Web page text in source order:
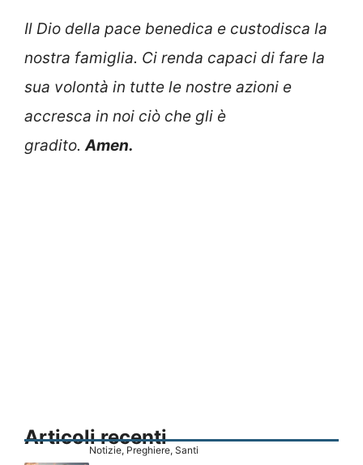
Il Dio della pace benedica e custodisca la
nostra famiglia. Ci renda capaci di fare la
sua volontà in tutte le nostre azioni e
accresca in noi ciò che gli è
gradito.Amen.
Articoli recenti
Notizie, Preghiere, Santi